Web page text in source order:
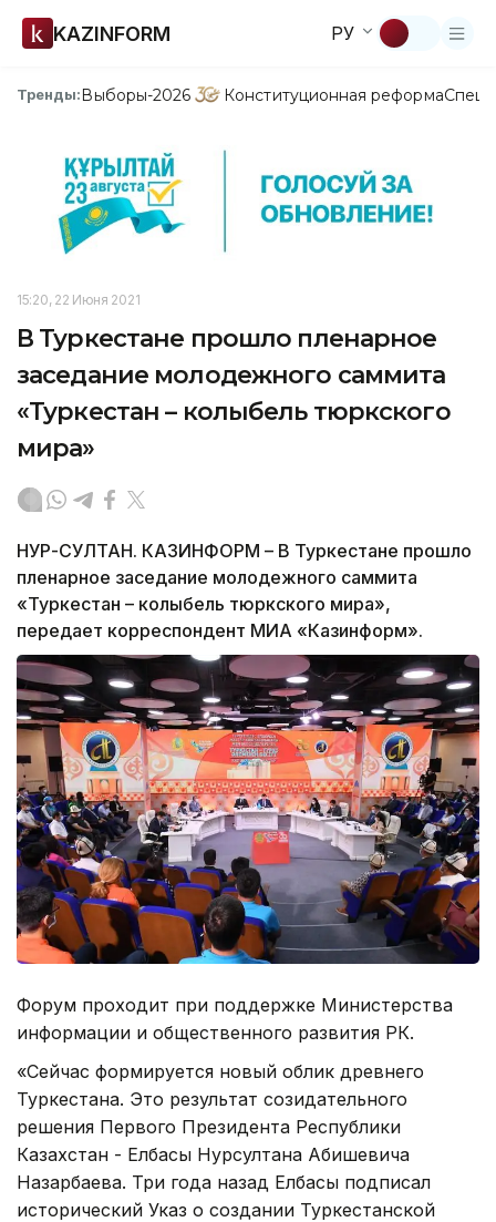
KAZINFORM РУ
Тренды:Выборы-2026 Конституционная реформа
15:20, 22 Июня 2021
В Туркестане прошло пленарное
заседание молодежного саммита
«Туркестан – колыбель тюркского
мира»
НУР-СУЛТАН. КАЗИНФОРМ – В Туркестане прошло
пленарное заседание молодежного саммита
«Туркестан – колыбель тюркского мира»,
передает корреспондент МИА «Казинформ».
Форум проходит при поддержке Министерства
информации и общественного развития РК.
«Сейчас формируется новый облик древнего
Туркестана. Это результат созидательного
решения Первого Президента Республики
Казахстан - Елбасы Нурсултана Абишевича
Назарбаева. Три года назад Елбасы подписал
исторический Указ о создании Туркестанской